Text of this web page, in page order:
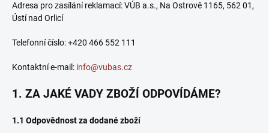
Adresa pro zasílání reklamací: VÚB a.s., Na Ostrově 1165, 562 01,
Ústí nad Orlicí
Telefonní číslo: +420 466 552 111
Kontaktní e-mail: info@vubas.cz
1. ZA JAKÉ VADY ZBOŽÍ ODPOVÍDÁME?
1.1 Odpovědnost za dodané zboží